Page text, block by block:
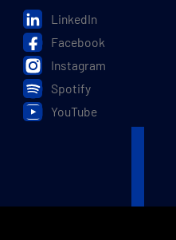
LinkedIn
Facebook
Instagram
Spotify
YouTube